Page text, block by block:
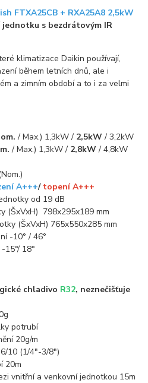
FTXA25CB + RXA25A8 2,5kW
s bezdrátovým IR
klimatizace Daikin používají,
během letních dnů, ale i
a zimním období a to i za velmi
/ Max.) 1,3kW / 2,5kW / 3,2kW
/ Max.) 1,3kW / 2,8kW / 4,8kW
A+++/ topení A+++
od 19 dB
(ŠxVxH) 798x295x189 mm
(ŠxVxH) 765x550x285 mm
-10° / 46°
18°
chladivo R32, neznečišťuje
potrubí
20g/m
10 (1/4"-3/8")
20m
vnitřní a venkovní jednotkou 15m